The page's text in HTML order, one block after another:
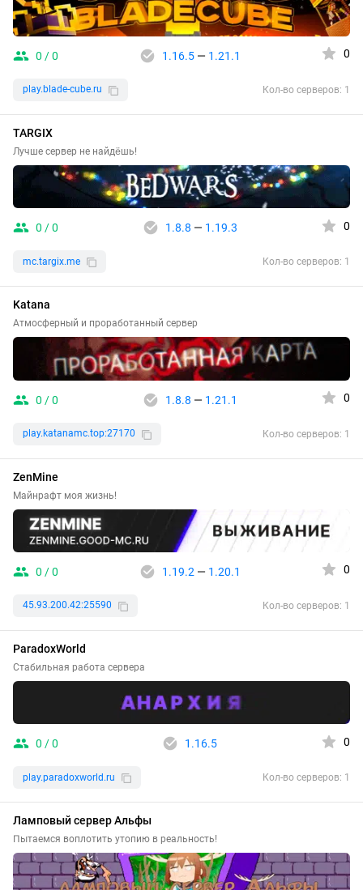
0 / 0 1.16.5— 1.21.1 0
play.blade-cube.ru Кол-во серверов: 1
TARGIX
Лучше сервер не найдёшь!
0 / 0 1.8.8 — 1.19.3 0
mc.targix.me Кол-во серверов: 1
Katana
Атмосферный и проработанный сервер
0 / 0 1.8.8 — 1.21.1 0
play.katanamc.top:27170 Кол-во серверов: 1
ZenMine
Майнрафт моя жизнь!
0 / 0 1.19.2 — 1.20.1 0
45.93.200.42:25590 Кол-во серверов: 1
ParadoxWorld
Стабильная работа сервера
0 / 0 1.16.5 0
play.paradoxworld.ru Кол-во серверов: 1
Ламповый сервер Альфы
Пытаемся воплотить утопию в реальность!